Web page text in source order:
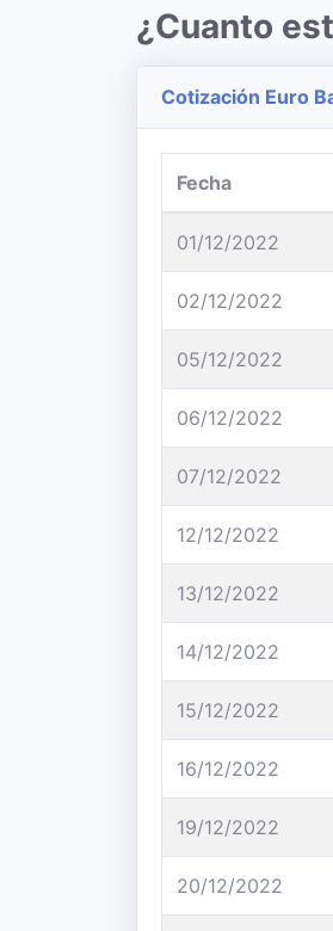
¿Cuanto
Cotización Euro
Fecha
01/12/2022
02/12/2022
05/12/2022
06/12/2022
07/12/2022
12/12/2022
13/12/2022
14/12/2022
15/12/2022
16/12/2022
19/12/2022
20/12/2022